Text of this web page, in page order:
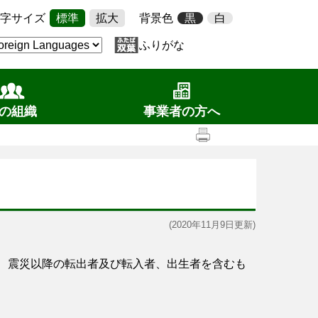
サイズ 標準 拡大 背景色 黒 白
ふりがな
組織 事業者の方へ
(2020年11月9日更新)
災以降の転出者及び転入者、出生者を含むも